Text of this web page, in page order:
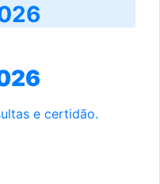
e certidão.